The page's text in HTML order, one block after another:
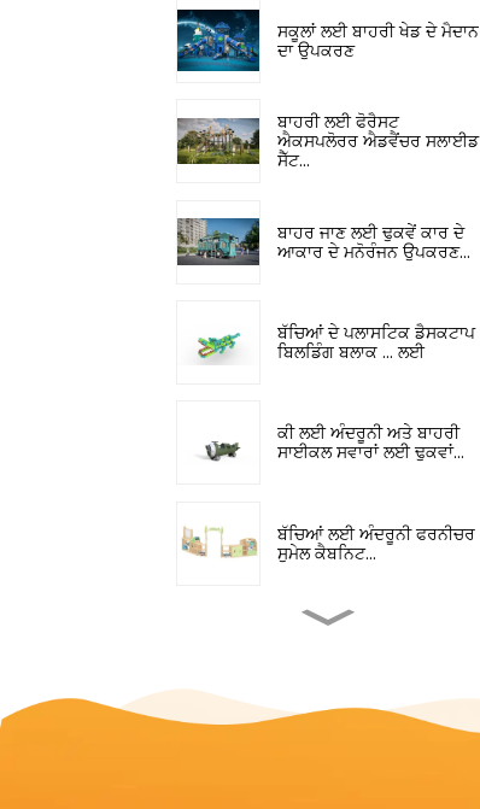
ਸਕੂਲਾਂ ਲਈ ਬਾਹਰੀ ਖੇਡ ਦੇ ਮੈਦਾਨ
ਦਾ ਉਪਕਰਣ
ਬਾਹਰੀ ਲਈ ਫੋਰੈਸਟ
ਐਕਸਪਲੋਰਰ ਐਡਵੈਂਚਰ ਸਲਾਈਡ
ਸੈੱਟ...
ਬਾਹਰ ਜਾਣ ਲਈ ਢੁਕਵੇਂ ਕਾਰ ਦੇ
ਆਕਾਰ ਦੇ ਮਨੋਰੰਜਨ ਉਪਕਰਣ...
ਬੱਚਿਆਂ ਦੇ ਪਲਾਸਟਿਕ ਡੈਸਕਟਾਪ
ਬਿਲਡਿੰਗ ਬਲਾਕ ... ਲਈ
ਕੀ ਲਈ ਅੰਦਰੂਨੀ ਅਤੇ ਬਾਹਰੀ
ਸਾਈਕਲ ਸਵਾਰਾਂ ਲਈ ਢੁਕਵਾਂ...
ਬੱਚਿਆਂ ਲਈ ਅੰਦਰੂਨੀ ਫਰਨੀਚਰ
ਸੁਮੇਲ ਕੈਬਨਿਟ...
ਪੇਸ਼ੇਵਰ ਬੱਚਿਆਂ ਦੇ ਅੰਦਰੂਨੀ
ਛੋਟੇ ਅਤੇ ਦਰਮਿਆਨੇ ਆਕਾਰ ਦੇ